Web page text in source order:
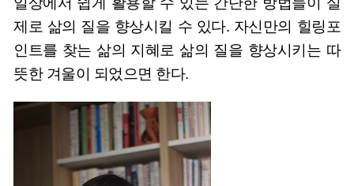
제로 삶의 질을 향상시킬 수 있다. 자신만의 힐링포
인트를 찾는 삶의 지혜로 삶의 질을 향상시키는 따
뜻한 겨울이 되었으면 한다.